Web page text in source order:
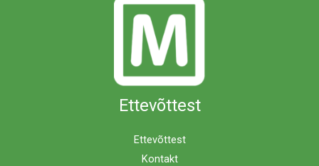
Ettevõttest
Ettevõttest
Kontakt